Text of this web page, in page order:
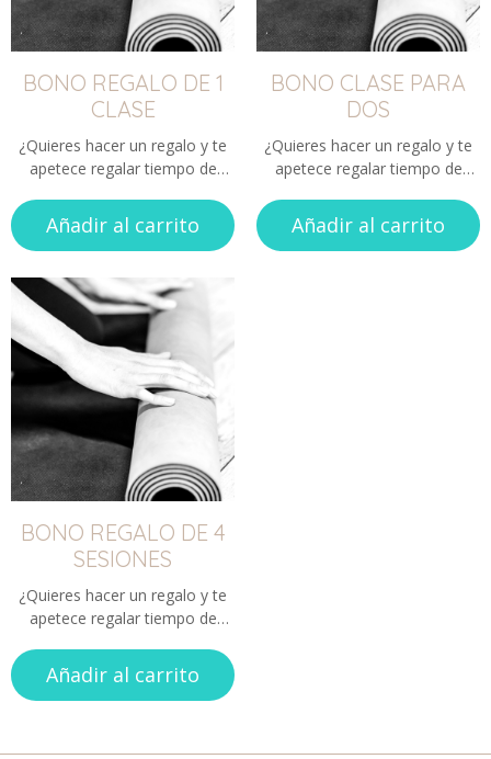
BONO REGALO DE 1
CLASE
¿Quieres hacer un regalo y te
apetece regalar tiempo de
actividad, pero no quieres
comprometerte con una cuota
Añadir al carrito
BONO CLASE PARA
DOS
¿Quieres hacer un regalo y te
apetece regalar tiempo de
actividad, pero no quieres
comprometerte con una cuota
Añadir al carrito
BONO REGALO DE 4
SESIONES
¿Quieres hacer un regalo y te
apetece regalar tiempo de
actividad, pero no quieres
comprometerte con una cuota
Añadir al carrito